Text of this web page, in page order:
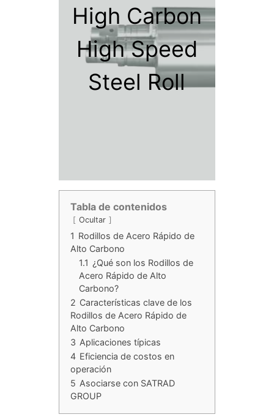
High Carbon
High Speed
Steel Roll
Tabla de contenidos
Ocultar
1 Rodillos de Acero Rápido de
Alto Carbono
1.1 ¿Qué son los Rodillos de
Acero Rápido de Alto
Carbono?
2 Características clave de los
Rodillos de Acero Rápido de
Alto Carbono
3 Aplicaciones típicas
4 Eficiencia de costos en
operación
5 Asociarse con SATRAD
GROUP